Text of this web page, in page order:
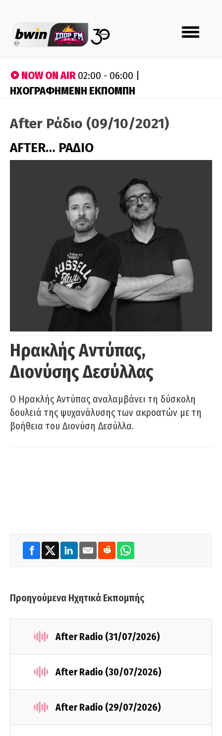
Toggle
navigation
NOW ON AIR02:00 - 06:00 |
ΗΧΟΓΡΑΦΗΜΕΝΗ ΕΚΠΟΜΠΗ
After Ράδιο (09/10/2021)
AFTER… ΡΑΔΙΟ
Ηρακλής Αντύπας,
Διονύσης Δεσύλλας
Ο Ηρακλής Αντύπας αναλαμβάνει τη δύσκολη
δουλειά της ψυχανάλυσης των ακροατών με τη
βοήθεια του Διονύση Δεσύλλα.
Προηγούμενα Ηχητικά Εκπομπής
After Radio (31/07/2026)
After Radio (30/07/2026)
After Radio (29/07/2026)